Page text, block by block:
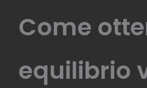
Come
equilibrio